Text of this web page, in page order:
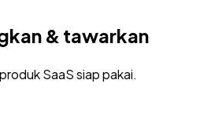
& tawarkan
SaaS siap pakai.